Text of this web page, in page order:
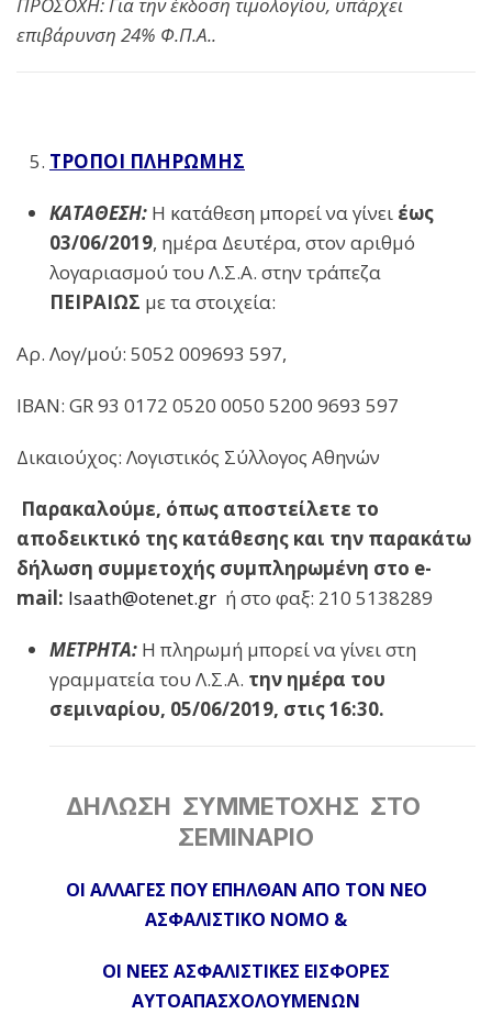
επιβάρυνση 24% Φ.Π.Α..
ΤΡΟΠΟΙ ΠΛΗΡΩΜΗΣ
ΚΑΤΑΘΕΣΗ: Η κατάθεση μπορεί να γίνει έως
03/06/2019, ημέρα Δευτέρα, στον αριθμό
λογαριασμού του Λ.Σ.Α. στην τράπεζα
ΠΕΙΡΑΙΩΣ με τα στοιχεία:
Αρ. Λογ/μού: 5052 009693 597,
ΙΒΑΝ: GR 93 0172 0520 0050 5200 9693 597
Δικαιούχος: Λογιστικός Σύλλογος Αθηνών
Παρακαλούμε, όπως αποστείλετε το
αποδεικτικό της κατάθεσης και την παρακάτω
δήλωση συμμετοχής συμπληρωμένη στο e-
mail: lsaath@otenet.gr ή στο φαξ: 210 5138289
ΜΕΤΡΗΤΑ: Η πληρωμή μπορεί να γίνει στη
γραμματεία του Λ.Σ.Α. την ημέρα του
σεμιναρίου, 05/06/2019, στις 16:30.
ΔΗΛΩΣΗ ΣΥΜΜΕΤΟΧΗΣ ΣΤΟ
ΣΕΜΙΝΑΡΙΟ
ΟΙ ΑΛΛΑΓΕΣ ΠΟΥ ΕΠΗΛΘΑΝ ΑΠΟ ΤΟΝ ΝΕΟ
ΑΣΦΑΛΙΣΤΙΚΟ ΝΟΜΟ &
ΟΙ ΝΕΕΣ ΑΣΦΑΛΙΣΤΙΚΕΣ ΕΙΣΦΟΡΕΣ
ΑΥΤΟΑΠΑΣΧΟΛΟΥΜΕΝΩΝ